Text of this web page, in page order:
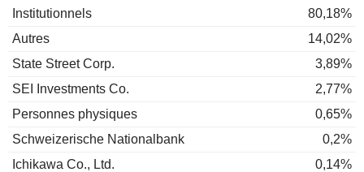
Institutionnels
80,18%
Autres
14,02%
State Street Corp.
3,89%
SEI Investments Co.
2,77%
Personnes physiques
0,65%
Schweizerische Nationalbank
0,2%
Ichikawa Co., Ltd.
0,14%